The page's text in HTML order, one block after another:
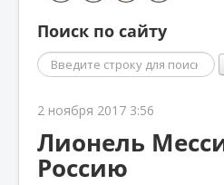
Поиск по сайту
Поиск
2 ноября 2017 3:56
Лионель
Россию